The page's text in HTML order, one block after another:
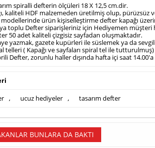
spiralli defterin ölçüleri 18 X 12,5 cm.dir.
kaliteli HDF malzemeden üretilmiş olup, pürüzsüz
ürün kişiselleştirme defter kapağı
toplu Defter siparişleriniz için Hediyemen
50 adet kaliteli çizgisiz sayfadan oluşmaktadır.
yazmak, gazete kupürleri ile süslemek ya da
telleri ( Kapağı ve sayfaları spiral tel ile
Defter, zorunlu haller dışında hafta içi saat
, ucuz hediyeler , tasarım defter
BUNLARA DA BAKTI